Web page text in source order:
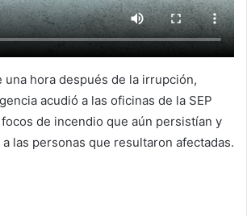
una hora después de la irrupción,
acudió a las oficinas de la SEP
de incendio que aún persistían y
las personas que resultaron afectadas.